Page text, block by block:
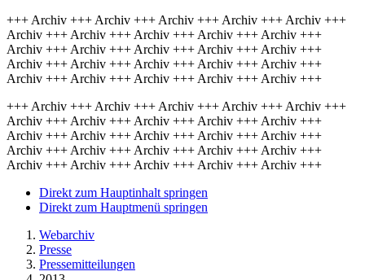
+++ Archiv +++ Archiv +++ Archiv +++ Archiv +++ Archiv +++
Archiv +++ Archiv +++ Archiv +++ Archiv +++ Archiv +++
Archiv +++ Archiv +++ Archiv +++ Archiv +++ Archiv +++
Archiv +++ Archiv +++ Archiv +++ Archiv +++ Archiv +++
Archiv +++ Archiv +++ Archiv +++ Archiv +++ Archiv +++
+++ Archiv +++ Archiv +++ Archiv +++ Archiv +++ Archiv +++
Archiv +++ Archiv +++ Archiv +++ Archiv +++ Archiv +++
Archiv +++ Archiv +++ Archiv +++ Archiv +++ Archiv +++
Archiv +++ Archiv +++ Archiv +++ Archiv +++ Archiv +++
Archiv +++ Archiv +++ Archiv +++ Archiv +++ Archiv +++
Direkt zum Hauptinhalt springen
Direkt zum Hauptmenü springen
Webarchiv
Presse
Pressemitteilungen